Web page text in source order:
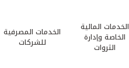
الخدمات المالية
الخاصة وإدارة
الثروات
الخدمات المصرفية
للشركات